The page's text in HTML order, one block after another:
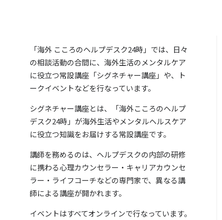
「海外 こころのヘルプデスク24時」では、日々
の相談活動の合間に、海外生活のメンタルケア
に役立つ常設講座「シグネチャー講座」や、ト
ークイベントなどを行なっています。
シグネチャー講座とは、「海外こころのヘルプ
デスク24時」が海外生活やメンタルヘルスケア
に役立つ知識をお届けする常設講座です。
講師を務めるのは、ヘルプデスクの内部の研修
に携わる心理カウンセラー・キャリアカウンセ
ラー・ライフコーチなどの専門家で、異なる講
師による講座が開かれます。
イベントはすべてオンラインで行なっています。